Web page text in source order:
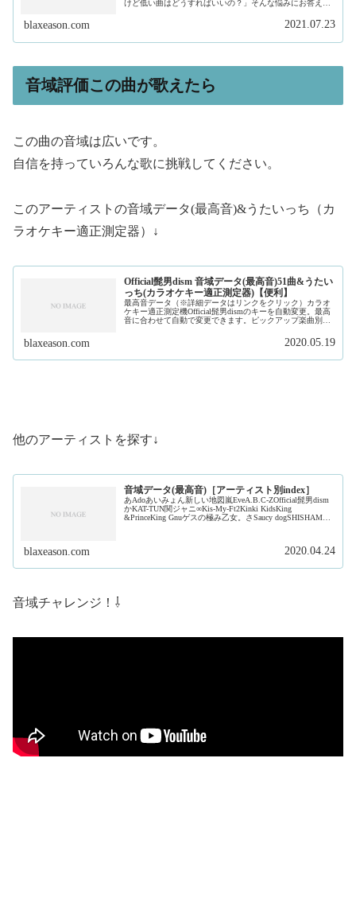
けど低い曲はどうすればいいの？」そんな悩みにお答えし
blaxeason.com 2021.07.23
音域評価この曲が歌えたら
この曲の音域は広いです。
自信を持っていろんな歌に挑戦してください。
このアーティストの音域データ(最高音)&うたいっち（カ
ラオケキー適正測定器）↓
Official髭男dism 音域データ(最高音)51曲&うたい
っち(カラオケキー適正測定器)【便利】
最高音データ（※詳細データはリンクをクリック）カラオ
ケキー適正測定機Official髭男dismのキーを自動変更。最高
音に合わせて自動で変更できます。ピックアップ楽曲別音
blaxeason.com 2020.05.19
他のアーティストを探す↓
音域データ(最高音)［アーティスト別index］
あAdoあいみょん新しい地図嵐EveA.B.C-ZOfficial髭男dism
かKAT-TUN関ジャニ∞Kis-My-Ft2Kinki KidsKing
&PrinceKing Gnuゲスの極み乙女。さSaucy dogSHISHAMO
blaxeason.com 2020.04.24
音域チャレンジ！⇩